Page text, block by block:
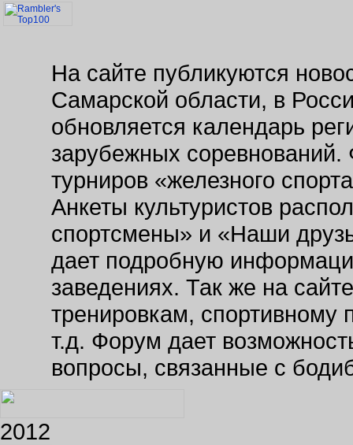
На сайте публикуются
Самарской области, в
обновляется календарь
зарубежных соревнований.
турниров «железного
Анкеты культуристов
спортсмены» и «Наши
дает подробную
заведениях. Так же на
тренировкам, спортивному
т.д. Форум дает
вопросы, связанные с
2012